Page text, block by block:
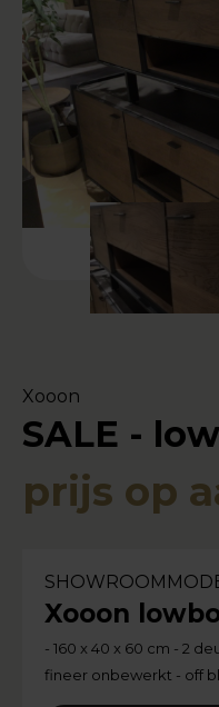
Xooon
SALE -
prijs op
Xooon
- 160 x 40 x 60 cm - 2
fineer onbewerkt - off